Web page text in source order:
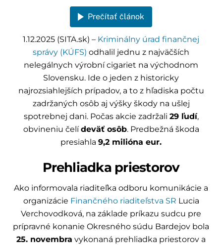
Prečítať článok
1.12.2025 (SITA.sk) – Kriminálny úrad finančnej
správy (KÚFS) odhalil jednu z najväčších
nelegálnych výrobní cigariet na východnom
Slovensku. Ide o jeden z historicky
najrozsiahlejších prípadov, a to z hľadiska počtu
zadržaných osôb aj výšky škody na ušlej
spotrebnej dani. Počas akcie zadržali 29 ľudí,
obvineniu čelídeväť osôb. Predbežná škoda
presiahla 9,2 milióna eur.
Prehliadka priestorov
Ako informovala riaditeľka odboru komunikácie a
organizácie Finančného riaditeľstva SR Lucia
Verchovodková, na základe príkazu sudcu pre
prípravné konanie Okresného súdu Bardejov bola
25. novembra vykonaná prehliadka priestorov a